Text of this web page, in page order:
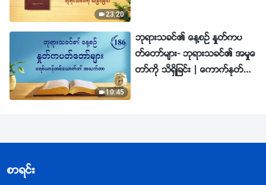
23:20
10:45
ဘုရားသခင္၏ ေန႔စဥ္ ႏႈတ္ကပ
တ္ေတာ္မ်ား- ဘုရားသခင္၏ အမႈေ
တာ္ကို သိရွိျခင္း | ေကာက္ႏုတ္ခ်
စာရင္း